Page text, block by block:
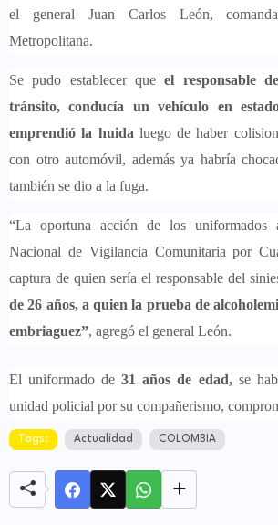
el general Juan Carlos León,
Metropolitana.
Se pudo establecer queel responsable
tránsito, conducía un vehículo en
emprendió la huida luego de haber
con otro automóvil, además ya habría
también se dio a la fuga.
“La oportuna acción de los uniformados
Nacional de Vigilancia Comunitaria por
captura de quien sería el responsable del
de 26 años, a quien la prueba de
embriaguez”, agregó el general León.
El uniformado de31 años de edad, se
unidad policial por su compañerismo,
Tags: Actualidad COLOMBIA